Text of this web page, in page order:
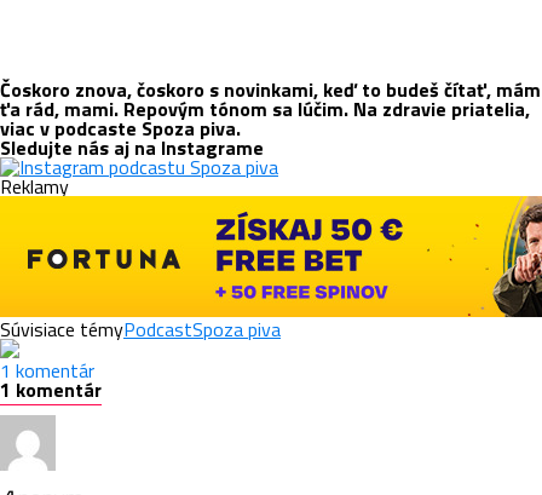
Čoskoro znova, čoskoro s novinkami, keď to budeš čítať, mám
ťa rád, mami. Repovým tónom sa lúčim. Na zdravie priatelia,
viac v podcaste Spoza piva.
Sledujte nás aj na Instagrame
Reklamy
Súvisiace témyPodcastSpoza piva
1 komentár
1 komentár